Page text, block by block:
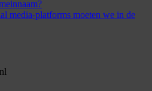
media-platforms moeten we in de